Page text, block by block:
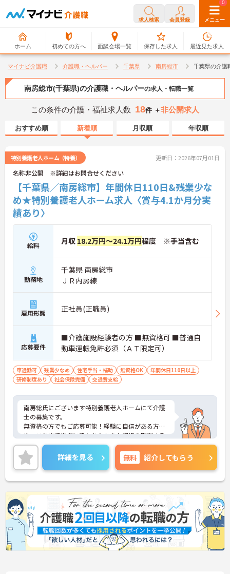
求人検索 会員登録 メニュー
ホーム 初めての方へ 面談会場一覧
0
保存した求人
0
最近見た求人
マイナビ介護職 介護職・ヘルパー 千葉県 南房総市 千葉県の介護
南房総市(千葉県)の介護職・ヘルパーの求人・転職一覧
この条件の介護・福祉求人数 18件 ＋非公開求人
おすすめ順 新着順 月収順 年収順
特別養護老人ホーム（特養） 更新日：2026年07月01日
名称非公開 ※詳細はお問合せください
【千葉県／南房総市】年間休日110日&残業少な
め★特別養護老人ホーム求人〈賞与4.1か月分実
績あり〉
給料 月収 18.2万円～24.1万円程度 ※手当含む
勤務地
千葉県 南房総市
ＪＲ内房線
雇用形態 正社員(正職員)
応募要件
■介護施設経験者の方 ■無資格可 ■普通自
動車運転免許必須（ＡＴ限定可）
車通勤可 残業少なめ 住宅手当・補助 無資格OK
年間休日110日以上
研修制度あり
社会保険完備 交通費支給
南房総氏にございます特別養護老人ホームにて介護
士の募集です。
無資格の方でもご応募可能！経験に自信がある方
や、これまで現場に追われなかなか資格を取得する
時間が無かった方でもご応募いただけます★
年間休日110日、残業少なめとメリハリをつけて勤
務できるので、ワークライフバランス重視の方にも
オススメの求人です！嬉しい賞与4.1か月分支給実績
あり♪
ご興味ある方には、面接対策ポイントなど、さらに
詳細をお話しいたしますのでお気軽にご相談くださ
い。
詳細を見る 無料 紹介してもらう